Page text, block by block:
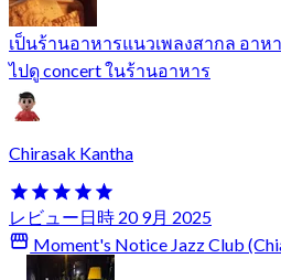
เป็นร้านอาหารแนวเพลงสากล อา
ไปดู concert ในร้านอาหาร
Chirasak Kantha
レビュー日時 20 9月 2025
Moment's Notice Jazz Club